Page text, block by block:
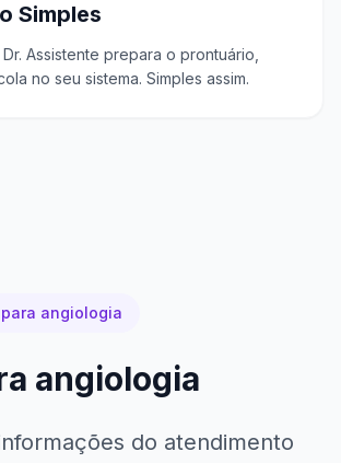
Simples
Assistente prepara o prontuário,
no seu sistema. Simples assim.
angiologia
angiologia
do atendimento